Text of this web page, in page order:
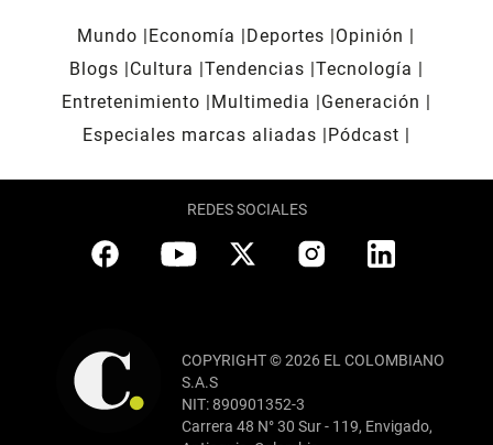
Mundo Economía Deportes
Opinión
Blogs
Cultura Tendencias Tecnología
Entretenimiento
Multimedia
Generación
Especiales marcas aliadas
Pódcast
REDES SOCIALES
COPYRIGHT © 2026 EL COLOMBIANO
S.A.S
NIT: 890901352-3
Carrera 48 N° 30 Sur - 119, Envigado,